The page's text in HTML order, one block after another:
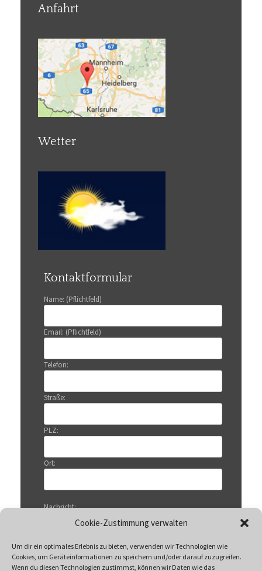
Cookie-Zustimmung verwalten
Um dir ein optimales Erlebnis zu bieten, verwenden wir Technologien wie
Cookies, um Geräteinformationen zu speichern und/oder darauf zuzugreifen.
Wenn du diesen Technologien zustimmst, können wir Daten wie das
Anfahrt
Wetter
Kontaktformular
Name: (Pflichtfeld)
Email: (Pflichtfeld)
Telefon:
Straße:
PLZ:
Ort:
Nachricht: